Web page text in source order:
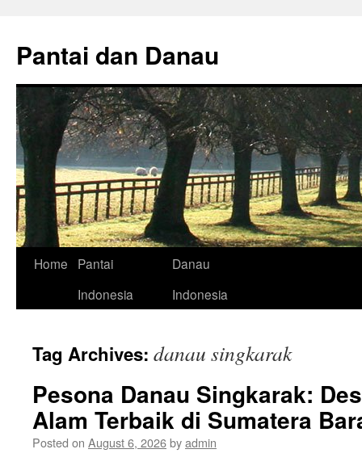
content
Pantai dan Danau
Home
Pantai
Indonesia
Danau
Indonesia
Tag Archives: danau singkarak
Pesona Danau Singkarak:
Alam Terbaik di Sumatera
Posted on August 6, 2026byadmin